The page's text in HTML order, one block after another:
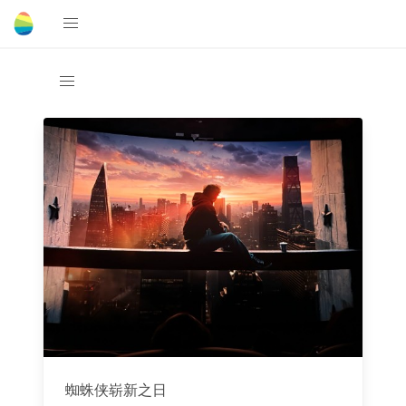
蜘蛛侠崭新之日